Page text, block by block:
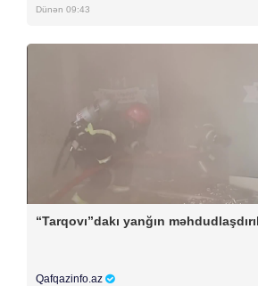
Dünən 09:43
“Tarqovı”dakı yanğın
Qafqazinfo.az